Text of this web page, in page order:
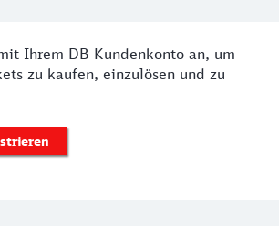
Ihrem DB Kundenkonto an, um
zu kaufen, einzulösen und zu